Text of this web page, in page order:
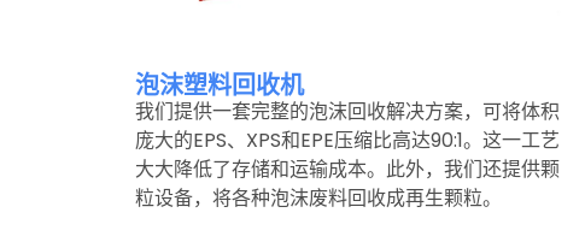
泡沫塑料回收机
我们提供一套完整的泡沫回收解决方案，可将体积
庞大的EPS、XPS和EPE压缩比高达90:1。这一工艺
大大降低了存储和运输成本。此外，我们还提供颗
粒设备，将各种泡沫废料回收成再生颗粒。